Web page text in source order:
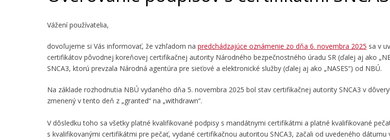
Vážení používatelia,
dovoľujeme si Vás informovať, že vzhľadom na predchádzajúce oznámenie zo dňa 6. novembra 2025 sa v
certifikátov pôvodnej koreňovej certifikačnej autority Národného bezpečnostného úradu SR (ďalej aj ako
SNCA3, ktorú prevzala Národná agentúra pre sieťové a elektronické služby (ďalej aj ako „NASES“) od NBÚ.
Na základe rozhodnutia NBÚ vydaného dňa 5. novembra 2025 bol stav certifikačnej autority SNCA3 v
zmenený v tento deň z „granted“ na „withdrawn“.
V dôsledku toho sa všetky platné kvalifikované podpisy s mandátnymi certifikátmi a platné kvalifikované
s kvalifikovanými certifikátmi pre pečať, vydané certifikačnou autoritou SNCA3, začali od uvedeného dátumu